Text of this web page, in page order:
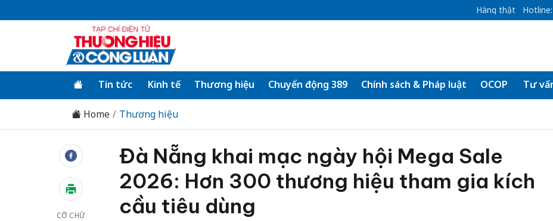
Hàng thật
Tin tức Kinh tế Thương hiệu Chuyển động 389 Chính sách & Pháp luật OCOP Tư
Home Thương hiệu
CỠ CHỮ
Đà Nẵng khai mạc ngày hội Mega Sale
2026: Hơn 300 thương hiệu tham gia kích
cầu tiêu dùng